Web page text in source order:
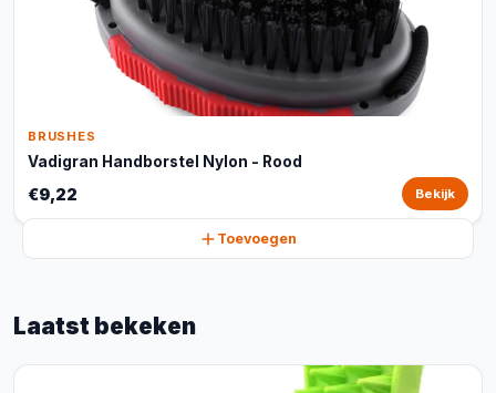
BRUSHES
Vadigran Handborstel Nylon - Rood
€9,22 Bekijk
Toevoegen
Laatst bekeken